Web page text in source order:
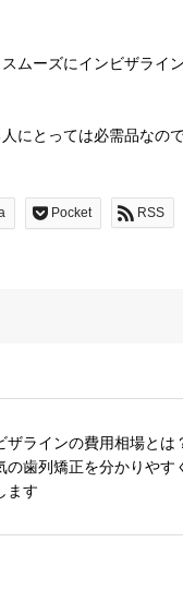
ムーズにインビザライ
にとっては必需品なの
Pocket RSS
ザラインの費用相場とは
の歯列矯正を分かりやす
ます